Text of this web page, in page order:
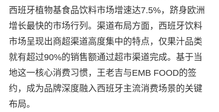
西班牙植物基食品饮料市场增速达7.5%，跻身欧洲
增长最快的市场行列。渠道布局方面，西班牙饮料
市场呈现出商超渠道高度集中的特点，仅果汁品类
就有超过90%的销售额通过超市渠道完成。基于当
地这一核心消费习惯，王老吉与EMB FOOD的签
约，成为品牌深度融入西班牙主流消费场景的关键
布局。